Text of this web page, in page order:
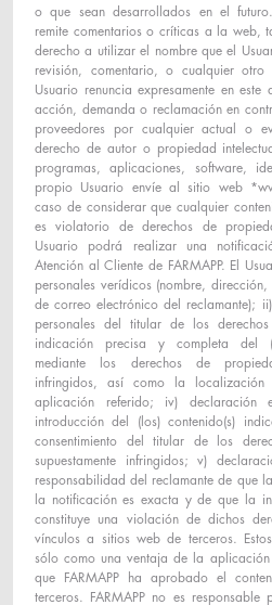
o que sean desarrollados en el
remite comentarios o críticas a la web,
derecho a utilizar el nombre que el
revisión, comentario, o cualquier
Usuario renuncia expresamente en
acción, demanda o reclamación en
proveedores por cualquier actual o
derecho de autor o propiedad
programas, aplicaciones, software,
propio Usuario envíe al sitio web
caso de considerar que cualquier
es violatorio de derechos de
Usuario podrá realizar una
Atención al Cliente de FARMAPP. El
personales verídicos (nombre,
de correo electrónico del reclamante);
personales del titular de los
indicación precisa y completa del
mediante los derechos de
infringidos, así como la
aplicación referido; iv)
introducción del (los) contenido(s)
consentimiento del titular de los
supuestamente infringidos; v)
responsabilidad del reclamante de que
la notificación es exacta y de que la
constituye una violación de dichos
vínculos a sitios web de terceros.
sólo como una ventaja de la
que FARMAPP ha aprobado el
terceros. FARMAPP no es